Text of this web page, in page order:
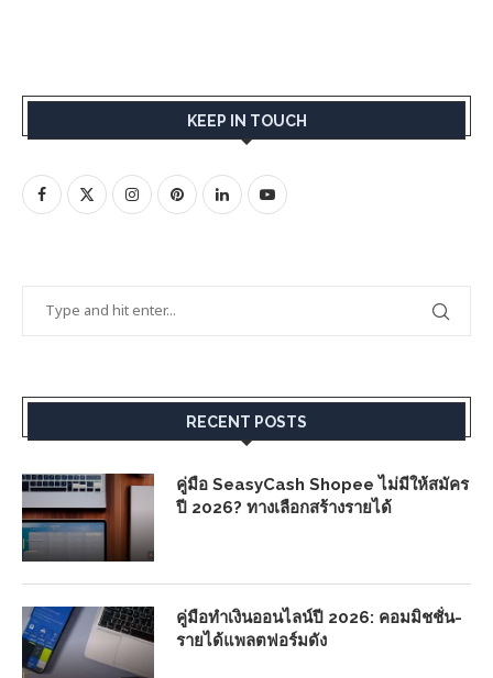
KEEP IN TOUCH
RECENT POSTS
คู่มือ SeasyCash Shopee ไม่มีให้สมัคร
ปี 2026? ทางเลือกสร้างรายได้
คู่มือทำเงินออนไลน์ปี 2026: คอมมิชชั่น-
รายได้แพลตฟอร์มดัง